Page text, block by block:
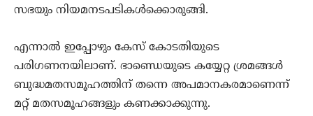
സഭയും നിയമനടപടികള്‍ക്കൊരുങ്ങി.
എന്നാല്‍ ഇപ്പോഴും കേസ് കോടതിയുടെ
പരിഗണനയിലാണ്. ഭാണ്ഡെയുടെ കയ്യേറ്റ ശ്രമങ്ങള്‍
ബുദ്ധമതസമൂഹത്തിന് തന്നെ അപമാനകരമാണെന്ന്
മറ്റ് മതസമൂഹങ്ങളും കണക്കാക്കുന്നു.